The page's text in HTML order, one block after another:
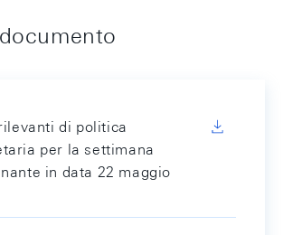
di politica
per la settimana
in data 22 maggio